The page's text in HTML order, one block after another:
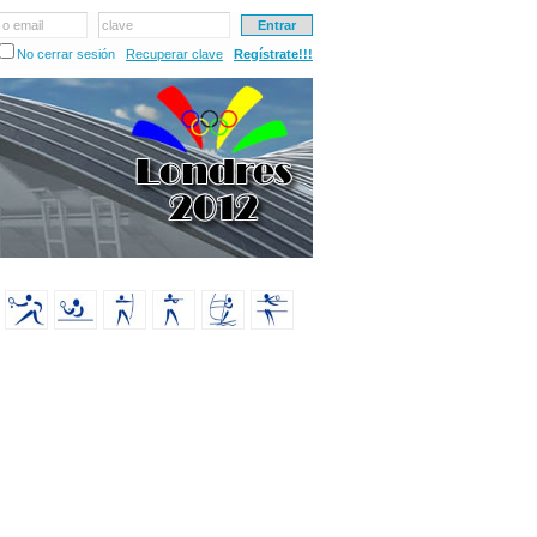
email
clave
No cerrar sesión
Recuperar clave Regístrate!!!